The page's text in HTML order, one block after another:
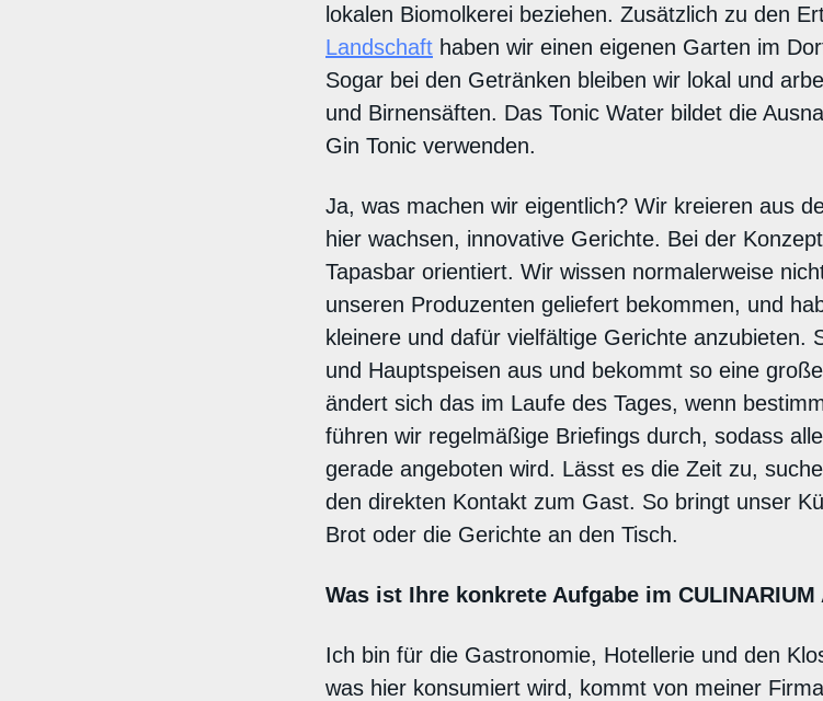
lokalen Biomolkerei beziehen. Zusätzlich zu den
Landschaft haben wir einen eigenen Garten im
Sogar bei den Getränken bleiben wir lokal und
und Birnensäften. Das Tonic Water bildet die
Gin Tonic verwenden.
Ja, was machen wir eigentlich? Wir kreieren aus
hier wachsen, innovative Gerichte. Bei der
Tapasbar orientiert. Wir wissen normalerweise
unseren Produzenten geliefert bekommen, und
kleinere und dafür vielfältige Gerichte anzubieten.
und Hauptspeisen aus und bekommt so eine
ändert sich das im Laufe des Tages, wenn
führen wir regelmäßige Briefings durch, sodass
gerade angeboten wird. Lässt es die Zeit zu,
den direkten Kontakt zum Gast. So bringt unser
Brot oder die Gerichte an den Tisch.
Was ist Ihre konkrete Aufgabe im CULINARIUM
Ich bin für die Gastronomie, Hotellerie und den
was hier konsumiert wird, kommt von meiner